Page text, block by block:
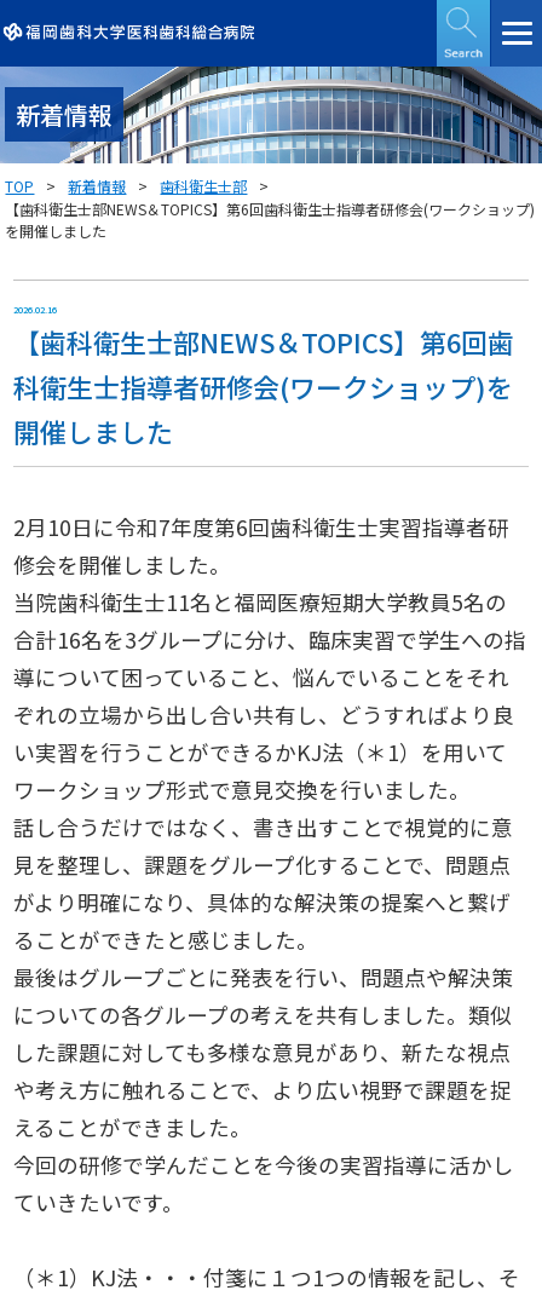
新着情報
TOP 新着情報
歯科衛生士部
【歯科衛生士部NEWS＆TOPICS】第6回歯科衛生士指導者研修会(ワークショップ)
を開催しました
2026.02.16
【歯科衛生士部NEWS＆TOPICS】第6回歯
科衛生士指導者研修会(ワークショップ)を
開催しました
2月10日に令和7年度第6回歯科衛生士実習指導者研
修会を開催しました。
当院歯科衛生士11名と福岡医療短期大学教員5名の
合計16名を3グループに分け、臨床実習で学生への指
導について困っていること、悩んでいることをそれ
ぞれの立場から出し合い共有し、どうすればより良
い実習を行うことができるかKJ法（＊1）を用いて
ワークショップ形式で意見交換を行いました。
話し合うだけではなく、書き出すことで視覚的に意
見を整理し、課題をグループ化することで、問題点
がより明確になり、具体的な解決策の提案へと繋げ
ることができたと感じました。
最後はグループごとに発表を行い、問題点や解決策
についての各グループの考えを共有しました。類似
した課題に対しても多様な意見があり、新たな視点
や考え方に触れることで、より広い視野で課題を捉
えることができました。
今回の研修で学んだことを今後の実習指導に活かし
ていきたいです。
（＊1）KJ法・・・付箋に１つ1つの情報を記し、そ